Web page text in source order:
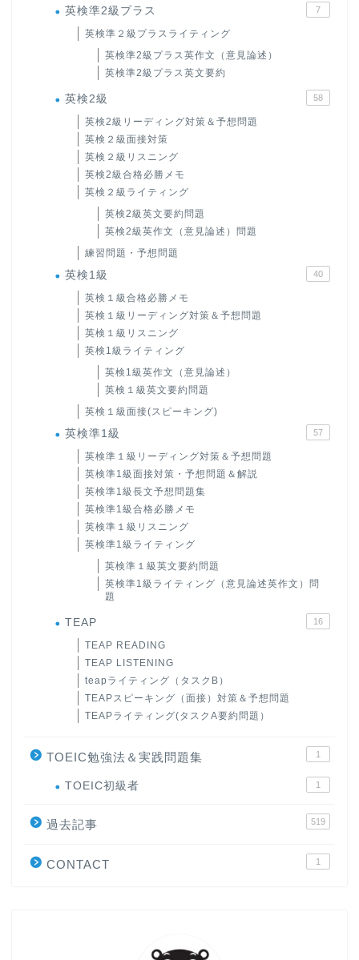
英検準2級プラス 7
英検準２級プラスライティング
英検準2級プラス英作文（意見論述）
英検準2級プラス英文要約
英検2級 58
英検2級リーディング対策＆予想問題
英検２級面接対策
英検２級リスニング
英検2級合格必勝メモ
英検２級ライティング
英検2級英文要約問題
英検2級英作文（意見論述）問題
練習問題・予想問題
英検1級 40
英検１級合格必勝メモ
英検１級リーディング対策＆予想問題
英検１級リスニング
英検1級ライティング
英検1級英作文（意見論述）
英検１級英文要約問題
英検１級面接(スピーキング)
英検準1級 57
英検準１級リーディング対策＆予想問題
英検準1級面接対策・予想問題＆解説
英検準1級長文予想問題集
英検準1級合格必勝メモ
英検準１級リスニング
英検準1級ライティング
英検準１級英文要約問題
英検準1級ライティング（意見論述英作文）問
題
TEAP 16
TEAP READING
TEAP LISTENING
teapライティング（タスクB）
TEAPスピーキング（面接）対策＆予想問題
TEAPライティング(タスクA要約問題）
TOEIC勉強法＆実践問題集 1
TOEIC初級者 1
過去記事 519
CONTACT 1
大学入試英語対策講座